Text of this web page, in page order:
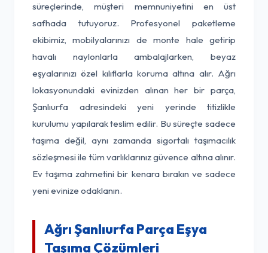
süreçlerinde, müşteri memnuniyetini en üst
safhada tutuyoruz. Profesyonel paketleme
ekibimiz, mobilyalarınızı de monte hale getirip
havalı naylonlarla ambalajlarken, beyaz
eşyalarınızı özel kılıflarla koruma altına alır. Ağrı
lokasyonundaki evinizden alınan her bir parça,
Şanlıurfa adresindeki yeni yerinde titizlikle
kurulumu yapılarak teslim edilir. Bu süreçte sadece
taşıma değil, aynı zamanda sigortalı taşımacılık
sözleşmesi ile tüm varlıklarınız güvence altına alınır.
Ev taşıma zahmetini bir kenara bırakın ve sadece
yeni evinize odaklanın.
Ağrı Şanlıurfa Parça Eşya
Taşıma Çözümleri